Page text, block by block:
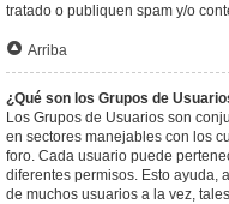
tratado o publiquen spam y/o
Arriba
¿Qué son los Grupos de
Los Grupos de Usuarios son
en sectores manejables con los
foro. Cada usuario puede
diferentes permisos. Esto ayuda,
de muchos usuarios a la vez,